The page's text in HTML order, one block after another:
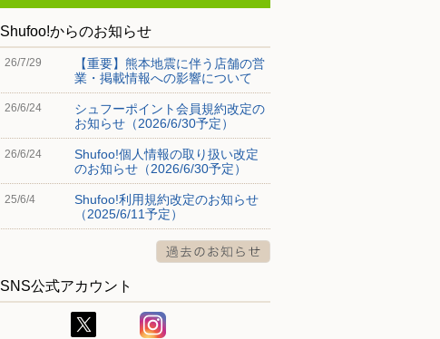
Shufoo!からのお知らせ
26/7/29
【重要】熊本地震に伴う店舗の営
業・掲載情報への影響について
26/6/24
シュフーポイント会員規約改定の
お知らせ（2026/6/30予定）
26/6/24
Shufoo!個人情報の取り扱い改定
のお知らせ（2026/6/30予定）
25/6/4
Shufoo!利用規約改定のお知らせ
（2025/6/11予定）
SNS公式アカウント